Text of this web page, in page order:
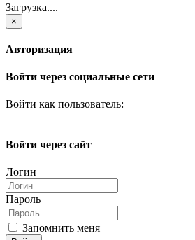
Загрузка....
×
Авторизация
Войти через социальные сети
Войти как пользователь:
Войти через сайт
Логин
Пароль
Запомнить меня